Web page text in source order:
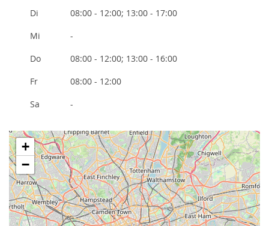
Di
08:00 - 12:00; 13:00 - 17:00
Mi
-
Do
08:00 - 12:00; 13:00 - 16:00
Fr
08:00 - 12:00
Sa
-
+
−